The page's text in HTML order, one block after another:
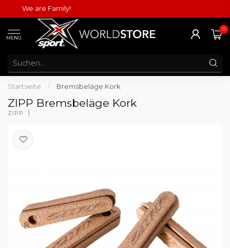
We are Family!
MENU
0
Startseite / Bremsbeläge Kork
ZIPP Bremsbeläge Kork
ZIPP